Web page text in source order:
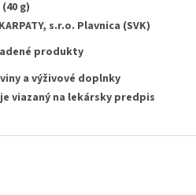
g)
s.r.o. Plavnica (SVK)
produkty
a výživové doplnky
je viazaný na lekársky predpis